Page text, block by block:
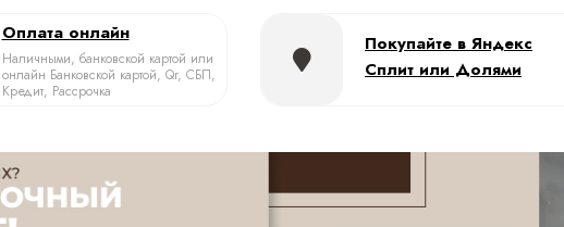
Оплата онлайн
Наличными, банковской картой или
онлайн Банковской картой, Qr, СБП,
Кредит, Рассрочка
Покупайте в Яндекс
Сплит или Долями